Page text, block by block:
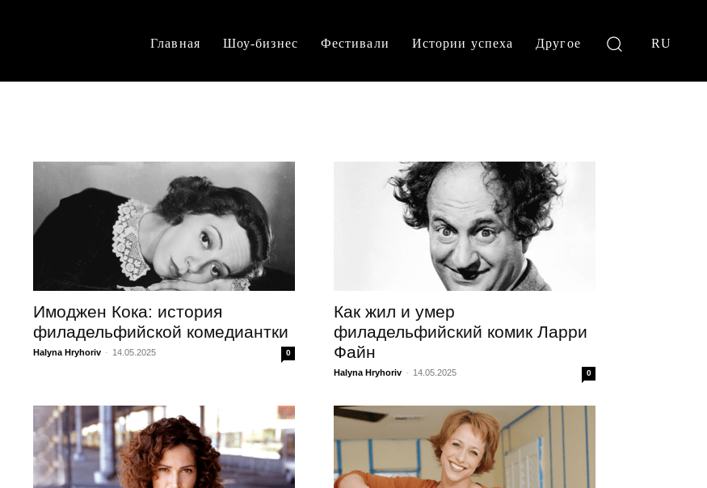
Главная Шоу-бизнес Фестивали Истории успеха Другое RU
Имоджен Кока: история
филадельфийской комедиантки
Halyna Hryhoriv - 14.05.2025 0
Как жил и умер
филадельфийский комик Ларри
Файн
Halyna Hryhoriv - 14.05.2025 0